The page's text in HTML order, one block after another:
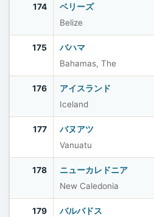
174
ベリーズ
Belize
175
バハマ
Bahamas, The
176
アイスランド
Iceland
177
バヌアツ
Vanuatu
178
ニューカレドニア
New Caledonia
179
バルバドス